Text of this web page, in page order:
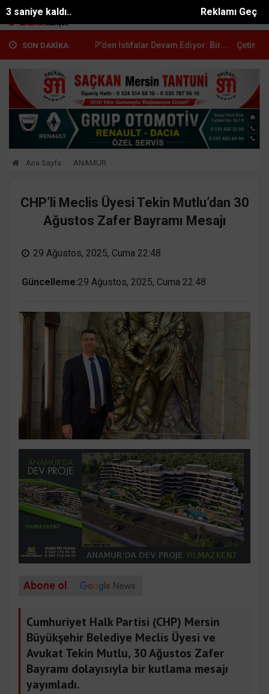
Reklamı Geç
2 saniye kaldı..
SON DAKİKA:
CHP'den İstifalar Devam Ediyor: Bir... Çetin Mutlu: "YENİ
Ana Sayfa ANAMUR
CHP’li Meclis Üyesi Tekin Mutlu’dan 30
Ağustos Zafer Bayramı Mesajı
29 Ağustos, 2025, Cuma 22:48
Güncelleme:29 Ağustos, 2025, Cuma 22:48
Abone ol
Cumhuriyet Halk Partisi (CHP) Mersin
Büyükşehir Belediye Meclis Üyesi ve
Avukat Tekin Mutlu, 30 Ağustos Zafer
Bayramı dolayısıyla bir kutlama mesajı
yayımladı.